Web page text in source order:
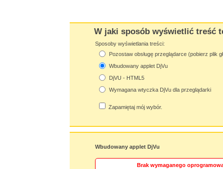
W jaki sposób wyświetlić treść
Sposoby wyświetlania treści:
Pozostaw obsługę przeglądarce (pobierz plik
Wbudowany applet DjVu
DjVU - HTML5
Wymagana wtyczka DjVu dla przeglądarki
Zapamiętaj mój wybór.
Wbudowany applet DjVu
Brak wymaganego